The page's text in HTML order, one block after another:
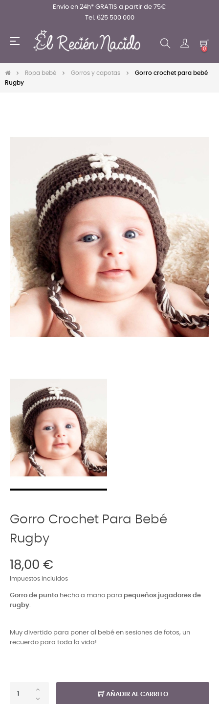
Envio en 24h* GRATIS a partir de 75€
Tel. 625 500 000
Navegación
☰
0
Ropa bebé Gorros y capotas
Gorro crochet para bebé
Rugby
Gorro Crochet Para Bebé
Rugby
18,00 €
Impuestos incluidos
Gorro de punto hecho a mano para pequeños jugadores de
rugby.
Muy divertido para poner al bebé en sesiones de fotos, un
recuerdo para toda la vida!
AÑADIR AL CARRITO